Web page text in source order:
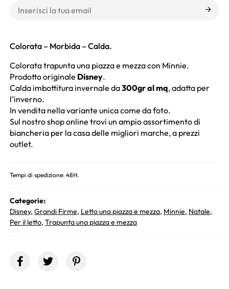
Colorata – Morbida – Calda.
Colorata trapunta una piazza e mezza con Minnie.
Prodotto originale Disney.
Calda imbottitura invernale da300gr al mq, adatta per
l’inverno.
In vendita nella variante unica come da foto.
Sul nostro shop online trovi un ampio assortimento di
biancheria per la casa delle migliori marche, a prezzi
outlet.
Tempi di spedizione: 48H.
Categorie:
Disney, Grandi Firme, Letto una piazza e mezza, Minnie, Natale,
Per il letto, Trapunta una piazza e mezza